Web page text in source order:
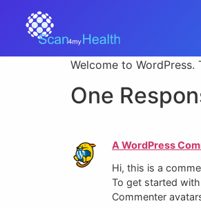
Welcome to
One
A WordPress
Hi, this is a
To get started
Commenter